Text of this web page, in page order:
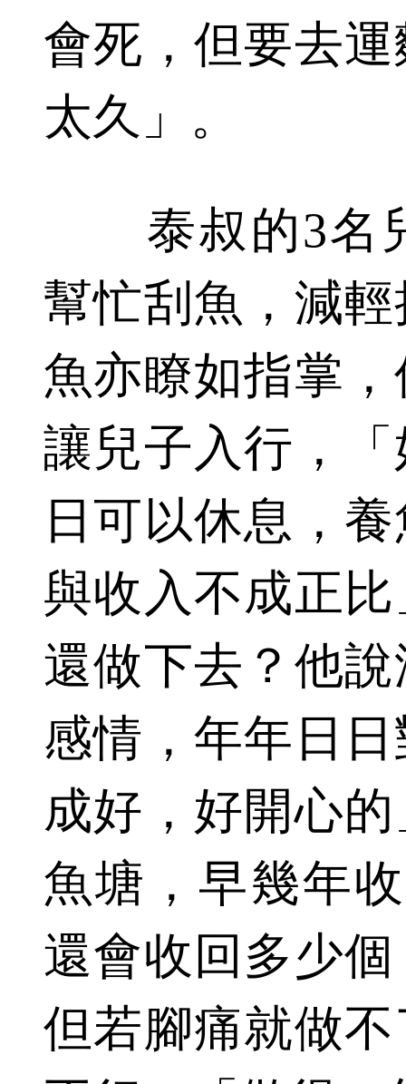
會死，但要去
太久」。
泰叔的3名兒
幫忙刮魚，減
魚亦瞭如指掌
讓兒子入行，
日可以休息，
與收入不成正
還做下去？他
感情，年年日
成好，好開心
魚塘，早幾年
還會收回多少
但若腳痛就做